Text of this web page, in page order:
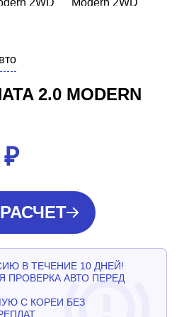
2.0 MODERN
₽
В ТЕЧЕНИЕ 10 ДНЕЙ!
ПРОВЕРКА АВТО ПЕРЕД
С КОРЕИ БЕЗ